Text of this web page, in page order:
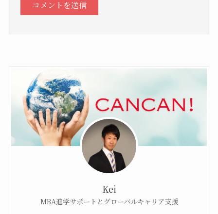
Kei
MBA進学サポートとグローバルキャリア支援